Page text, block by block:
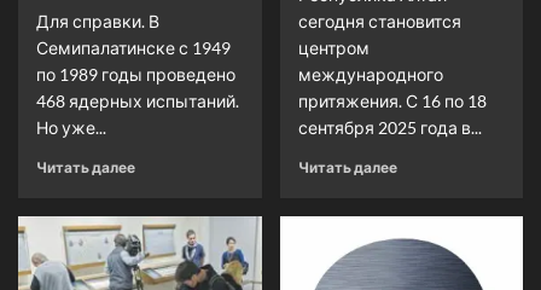
Для справки. В
Семипалатинске с 1949
по 1989 годы проведено
468 ядерных испытаний.
Но уже...
Читать далееПрочитать
Казахстанский
Семипалатинск:
не
сегодня становится
центром
международного
притяжения. С 16 по 18
сентября 2025 года в...
Читать далееПрочитать
аспекты
исторической